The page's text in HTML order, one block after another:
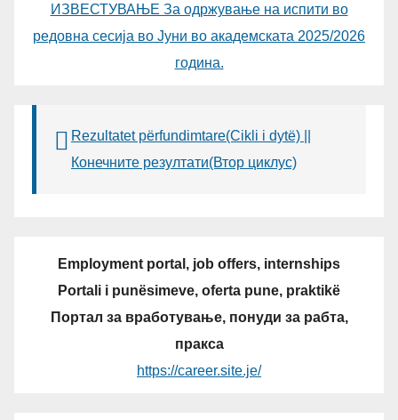
ИЗВЕСТУВАЊЕ За одржување на испити во
редовна сесија во Јуни во академската 2025/2026
година.
Rezultatet përfundimtare(Cikli i dytë) ||
Конечните резултати(Втор циклус)
Employment portal, job offers, internships
Portali i punësimeve, oferta pune, praktikë
Портал за вработување, понуди за рабта,
пракса
https://career.site.je/